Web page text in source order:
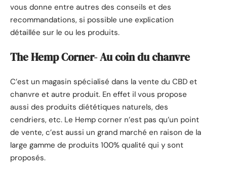
vous donne entre autres des conseils et des
recommandations, si possible une explication
détaillée sur le ou les produits.
The Hemp Corner- Au coin du chanvre
C’est un magasin spécialisé dans la vente du CBD et
chanvre et autre produit. En effet il vous propose
aussi des produits diététiques naturels, des
cendriers, etc. Le Hemp corner n’est pas qu’un point
de vente, c’est aussi un grand marché en raison de la
large gamme de produits 100% qualité qui y sont
proposés.